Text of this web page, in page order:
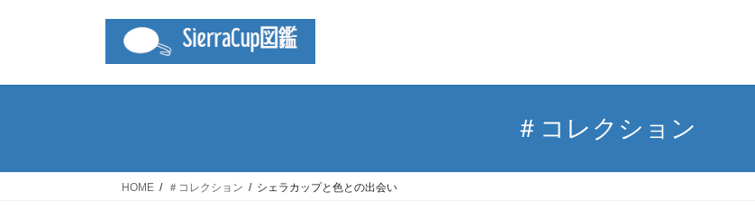
＃コレクション
HOME ＃コレクション シェラカップと色との出会い